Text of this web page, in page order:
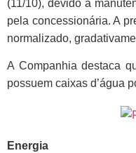
(11/10), devido a
pela concessionária. A
normalizado,
A Companhia destaca
possuem caixas d’água
Energia